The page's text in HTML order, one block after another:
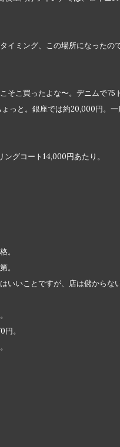
イミング、この場所になったの
そこ買ったよな〜。デニムで75
っと。銀座では約20,000円。
グコート14,000円あたり。
。
。
いいことですが、店は儲からな
。